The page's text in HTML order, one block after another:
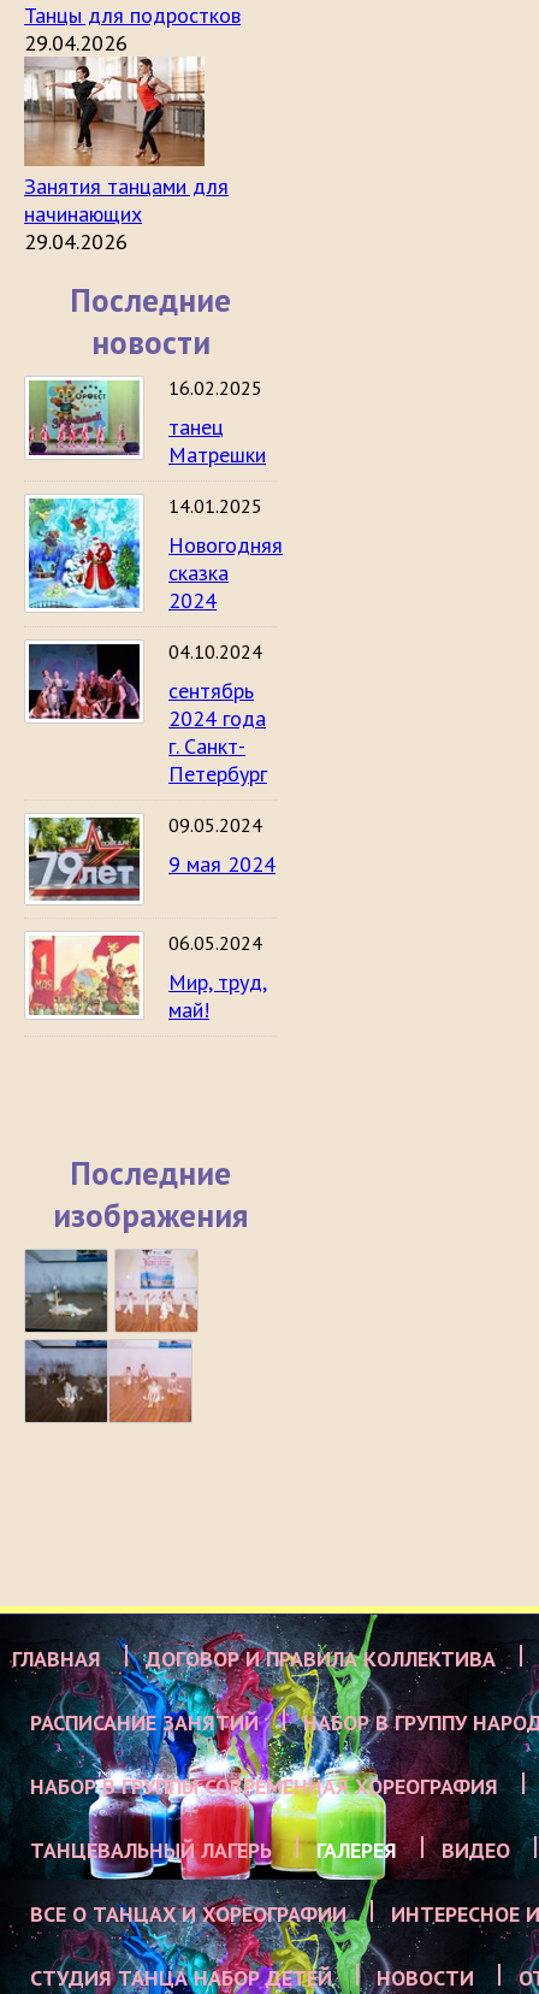
Танцы для подростков
29.04.2026
Занятия танцами для
начинающих
29.04.2026
Последние
новости
16.02.2025
танец
Матрешки
14.01.2025
Новогодняя
сказка
2024
04.10.2024
сентябрь
2024 года
г. Санкт-
Петербург
09.05.2024
9 мая 2024
06.05.2024
Мир, труд,
май!
Последние
изображения
ГЛАВНАЯ ДОГОВОР И ПРАВИЛА КОЛЛЕКТИВА
РАСПИСАНИЕ ЗАНЯТИЙ НАБОР В ГРУППУ
НАБОР В ГРУППЫ СОВРЕМЕННАЯ ХОРЕОГРАФИЯ
ТАНЦЕВАЛЬНЫЙ ЛАГЕРЬ ГАЛЕРЕЯ ВИДЕО
ВСЕ О ТАНЦАХ И ХОРЕОГРАФИИ ИНТЕРЕСНОЕ
СТУДИЯ ТАНЦА НАБОР ДЕТЕЙ НОВОСТИ